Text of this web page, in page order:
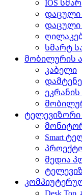
IOS
დაცული
დაცული
სმარტ
მობილურის
კაბელი
Smart
მედია